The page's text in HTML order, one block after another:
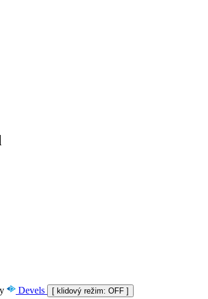
Devels [ klidový režim: ]